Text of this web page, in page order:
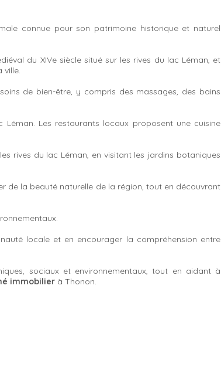
connue pour son patrimoine historique et naturel
du XIVe siècle situé sur les rives du lac Léman, et
ville.
de bien-être, y compris des massages, des bains
Les restaurants locaux proposent une cuisine
rives du lac Léman, en visitant les jardins botaniques
de la beauté naturelle de la région, tout en découvrant
locale et en encourager la compréhension entre
sociaux et environnementaux, tout en aidant à
immobilier à Thonon.